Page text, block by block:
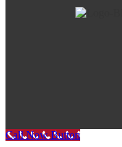
Call Now Button